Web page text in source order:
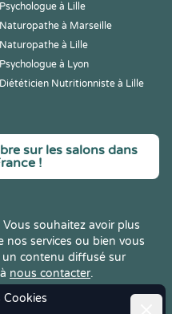
Cookies
Psychologue à Lille
Naturopathe à Marseille
Naturopathe à Lille
Psychologue à Lyon
Diététicien Nutritionniste à Lille
sur les salons dans
!
souhaitez avoir plus
services ou bien vous
contenu diffusé sur
nous contacter.